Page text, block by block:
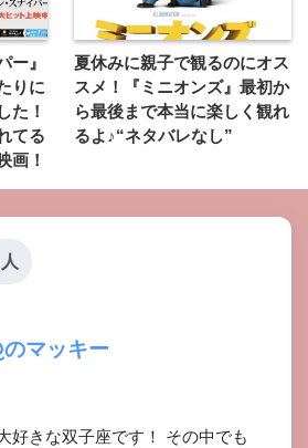
ー』
りに
た！
てる
画！
夏休みに親子で観るのにオス
スメ！『ミニオンズ』最初か
ら最後まで本当に楽しく観れ
るよ♪“ネタバレなし”
のマッキー
好きな双子座です！ その中でも